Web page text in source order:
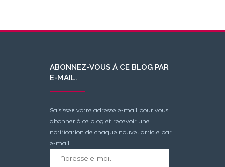
ABONNEZ-VOUS À CE BLOG PAR
E-MAIL.
Saisissez votre adresse e-mail pour vous
abonner à ce blog et recevoir une
notification de chaque nouvel article par
e-mail.